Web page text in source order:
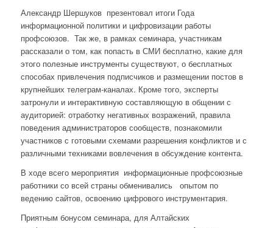
Александр Шершуков презентовал итоги Года
информационной политики и цифровизации работы
профсоюзов. Так же, в рамках семинара, участникам
рассказали о том, как попасть в СМИ бесплатно, какие для
этого полезные инструменты существуют, о бесплатных
способах привлечения подписчиков и размещении постов в
крупнейших телеграм-каналах. Кроме того, эксперты
затронули и интерактивную составляющую в общении с
аудиторией: отработку негативных возражений, правила
поведения администраторов сообществ, познакомили
участников с готовыми схемами разрешения конфликтов и с
различными техниками вовлечения в обсуждение контента.
В ходе всего мероприятия информационные профсоюзные
работники со всей страны обменивались опытом по
ведению сайтов, освоению цифрового инструментария.
Приятным бонусом семинара, для Алтайских